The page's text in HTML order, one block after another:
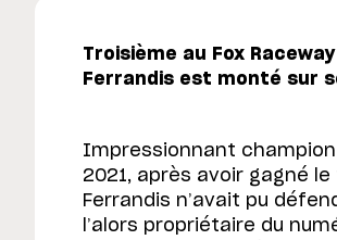
Troisième au Fox
Ferrandis est monté sur
Impressionnant
2021, après avoir gagné
Ferrandis n’avait pu
l’alors propriétaire du